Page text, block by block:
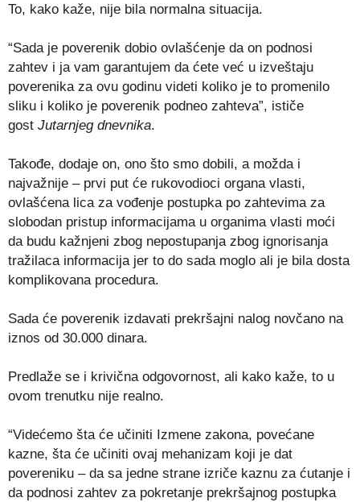
To, kako kaže, nije bila normalna situacija.
“Sada je poverenik dobio ovlašćenje da on podnosi
zahtev i ja vam garantujem da ćete već u izveštaju
poverenika za ovu godinu videti koliko je to promenilo
sliku i koliko je poverenik podneo zahteva”, ističe
gost Jutarnjeg dnevnika.
Takođe, dodaje on, ono što smo dobili, a možda i
najvažnije – prvi put će rukovodioci organa vlasti,
ovlašćena lica za vođenje postupka po zahtevima za
slobodan pristup informacijama u organima vlasti moći
da budu kažnjeni zbog nepostupanja zbog ignorisanja
tražilaca informacija jer to do sada moglo ali je bila dosta
komplikovana procedura.
Sada će poverenik izdavati prekršajni nalog novčano na
iznos od 30.000 dinara.
Predlaže se i krivična odgovornost, ali kako kaže, to u
ovom trenutku nije realno.
“Videćemo šta će učiniti Izmene zakona, povećane
kazne, šta će učiniti ovaj mehanizam koji je dat
povereniku – da sa jedne strane izriče kaznu za ćutanje i
da podnosi zahtev za pokretanje prekršajnog postupka